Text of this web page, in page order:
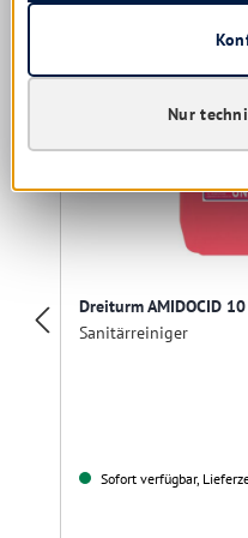
Dreiturm AMIDOCID
Sanitärreiniger
Sofort verfügbar,
Nur